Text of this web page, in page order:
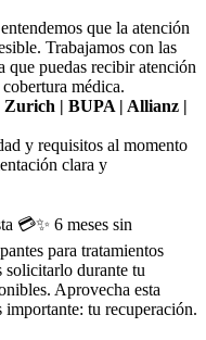
que la atención
Trabajamos con las
que puedas recibir atención
médica.
| BUPA | Allianz |
y requisitos al momento
clara y
💳✨ 6 meses sin
para tratamientos
solicitarlo durante tu
Aprovecha esta
tu recuperación.